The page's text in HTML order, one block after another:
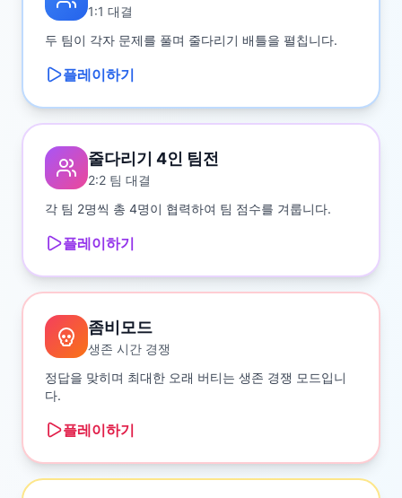
1:1 대결
두 팀이 각자 문제를 풀며 줄다리기 배틀을 펼칩니다.
플레이하기
줄다리기 4인 팀전
2:2 팀 대결
각 팀 2명씩 총 4명이 협력하여 팀 점수를 겨룹니다.
플레이하기
좀비모드
생존 시간 경쟁
정답을 맞히며 최대한 오래 버티는 생존 경쟁 모드입니
다.
플레이하기